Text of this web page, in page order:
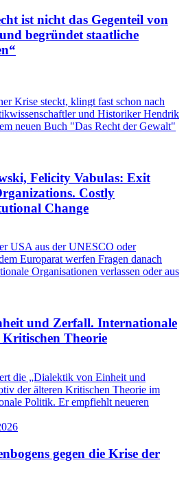
ist nicht das Gegenteil von
begründet staatliche
Krise steckt, klingt fast schon nach
und Historiker Hendrik
neuen Buch "Das Recht der Gewalt"
Felicity Vabulas: Exit
Costly
Change
USA aus der UNESCO oder
Europarat werfen Fragen danach
Organisationen verlassen oder aus
und Zerfall. Internationale
Theorie
die „Dialektik von Einheit und
der älteren Kritischen Theorie im
Politik. Er empfiehlt neueren
gegen die Krise der